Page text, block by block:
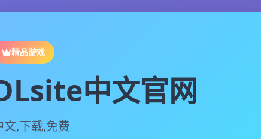
精品游戏
中文官网
文,下载,免费